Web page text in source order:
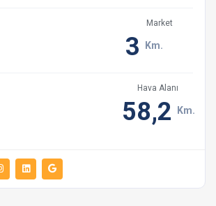
gibi temiz ve dikkatli
ve siz değerli müşterilerimize temiz bir
Market
3 Km.
Hava Alanı
58,2 Km.